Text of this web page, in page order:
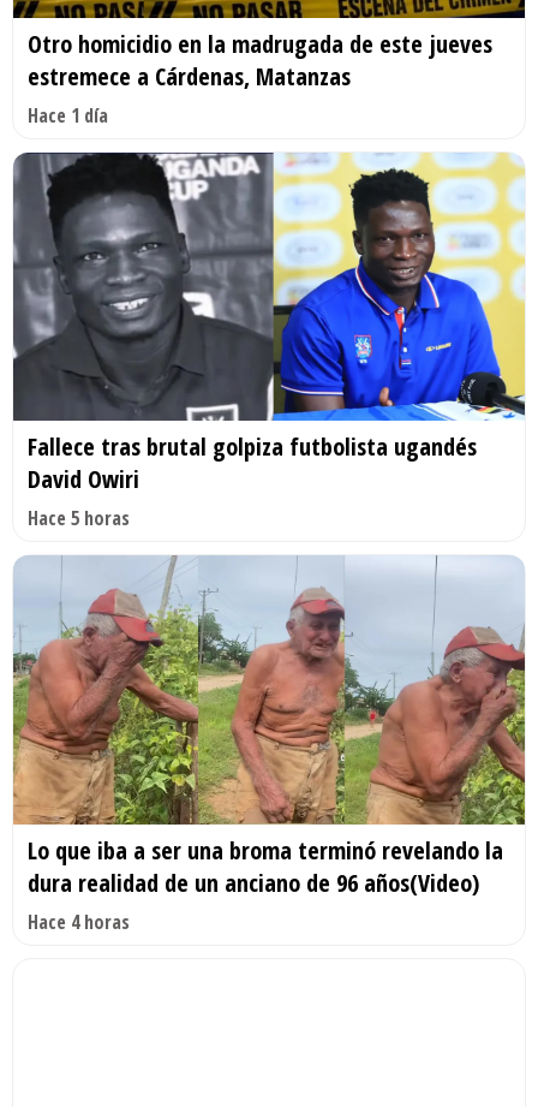
Otro homicidio en la madrugada de este jueves
estremece a Cárdenas, Matanzas
Hace 1 día
Fallece tras brutal golpiza futbolista ugandés
David Owiri
Hace 5 horas
Lo que iba a ser una broma terminó revelando la
dura realidad de un anciano de 96 años(Video)
Hace 4 horas